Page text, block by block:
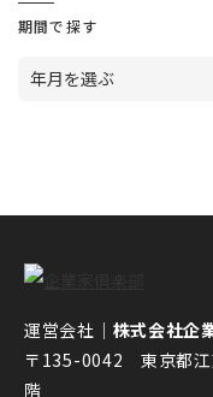
期間で探す
年月を選ぶ
運営会社｜ 株式会社企
〒135-0042 東京都江
階